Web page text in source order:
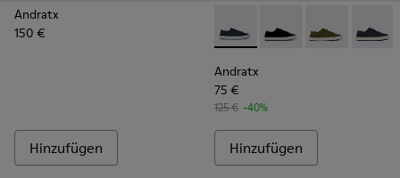
Andratx
150 €
Hinzufügen
Andratx - K100158-011 - Blue
Andratx - K100158-
Andratx -
Andratx
75 €
125 € -40%
Hinzufügen